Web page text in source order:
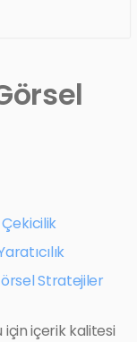
Stratejiler
içerik kalitesi